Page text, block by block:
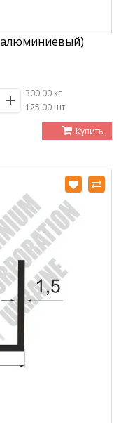
300.00 кг
/125.00 шт
Купить